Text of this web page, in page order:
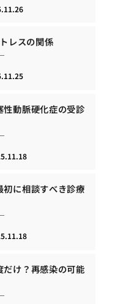
レスの関係
動脈硬化症の受診
に相談すべき診療
け？再感染の可能